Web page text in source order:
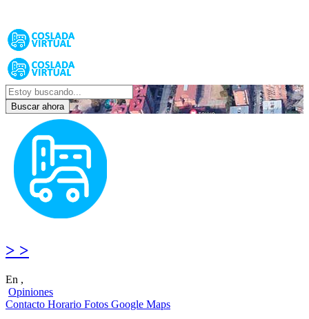
Buscar ahora
> >
En ,
Opiniones
Contacto Horario Fotos Google Maps